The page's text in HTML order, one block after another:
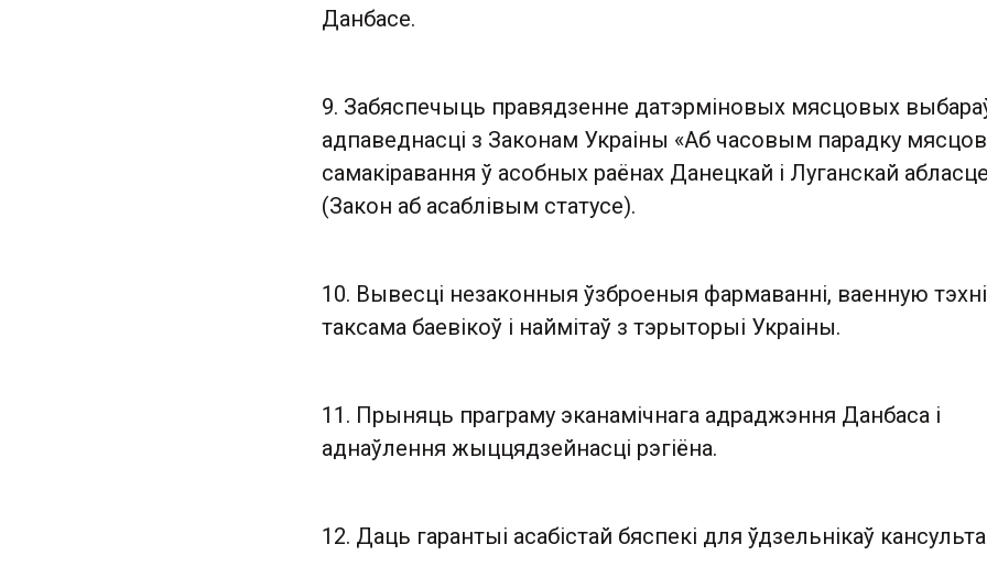
Данбасе.
9. Забяспечыць правядзенне датэрміновых мясцовых
адпаведнасці з Законам Украіны «Аб часовым парадку
самакіравання ў асобных раёнах Данецкай і Луганскай
(Закон аб асаблівым статусе).
10. Вывесці незаконныя ўзброеныя фармаванні, ваенную
таксама баевікоў і наймітаў з тэрыторыі Украіны.
11. Прыняць праграму эканамічнага адраджэння Данбаса і
аднаўлення жыццядзейнасці рэгіёна.
12. Даць гарантыі асабістай бяспекі для ўдзельнікаў